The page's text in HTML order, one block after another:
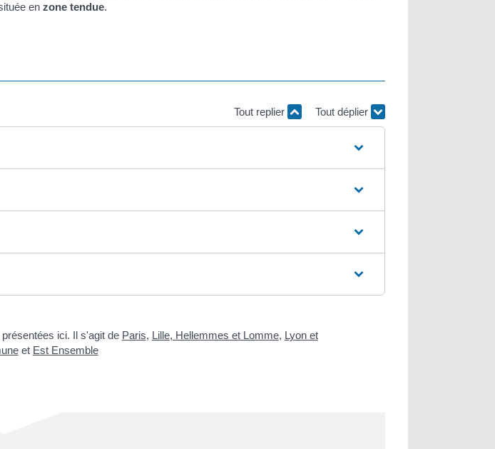
en zone tendue.
Tout replier Tout déplier
ici. Il s'agit de Paris, Lille, Hellemmes et Lomme, Lyon et
et Est Ensemble